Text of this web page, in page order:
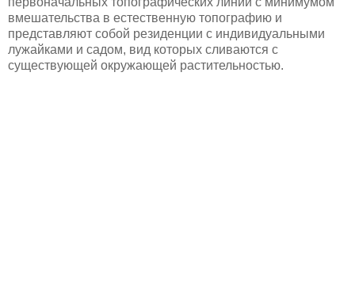
вмешательства в естественную топографию и
представляют собой резиденции с индивидуальными
лужайками и садом, вид которых сливаются с
существующей окружающей растительностью.